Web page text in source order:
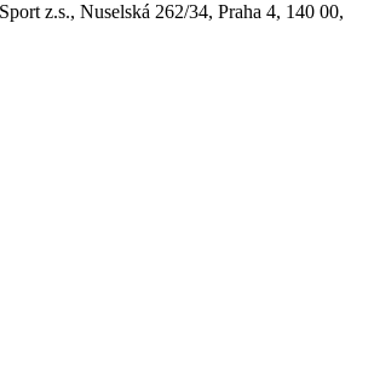
z.s., Nuselská 262/34, Praha 4, 140 00,